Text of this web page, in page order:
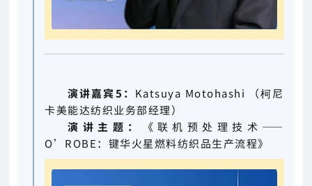
演讲嘉宾5： Katsuya Motohashi （柯尼
卡美能达纺织业务部经理）
演讲主题：
《联机预处理技术——
O’ROBE：键华火星燃料纺织品生产流程》